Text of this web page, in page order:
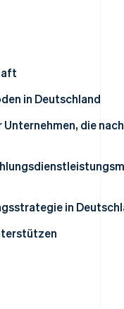
Lösungen für die
in Deutschland
in Deutschland
in Deutschland
die nach
in
aufbauen